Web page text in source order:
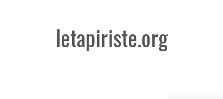
letapiriste.org